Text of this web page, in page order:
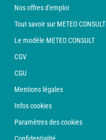
Nos offres d'emploi
Tout savoir sur METEO CONSULT
Le modèle METEO CONSULT
CGV
CGU
Mentions légales
Infos cookies
Paramètres des cookies